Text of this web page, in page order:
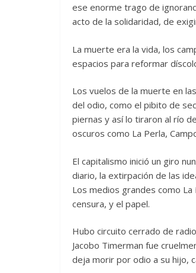
ese enorme trago de
acto de la solidaridad, de
La muerte era la vida, los
espacios para reformar
Los vuelos de la muerte en
del odio, como el pibito de
piernas y así lo tiraron al río
oscuros como La Perla,
El capitalismo inició un giro
diario, la extirpación de las
Los medios grandes como
censura, y el papel.
Hubo circuito cerrado de
Jacobo Timerman fue
deja morir por odio a su hijo,